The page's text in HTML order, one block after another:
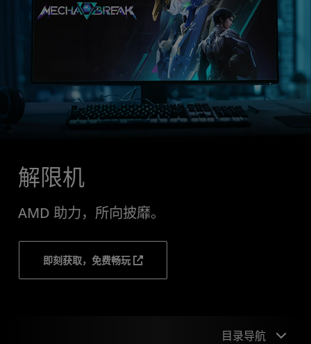
解限机
AMD 助力，所向披靡。
即刻获取，免费畅玩
目录导航